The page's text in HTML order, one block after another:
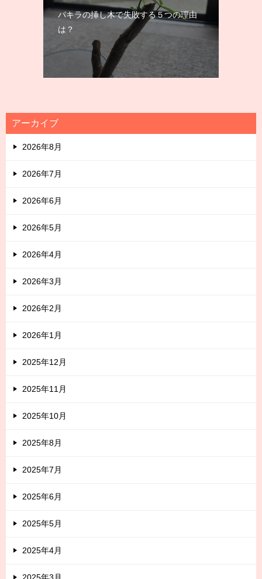
パキラの挿し木で失敗する５つの理由
は？
アーカイブ
2026年8月
2026年7月
2026年6月
2026年5月
2026年4月
2026年3月
2026年2月
2026年1月
2025年12月
2025年11月
2025年10月
2025年8月
2025年7月
2025年6月
2025年5月
2025年4月